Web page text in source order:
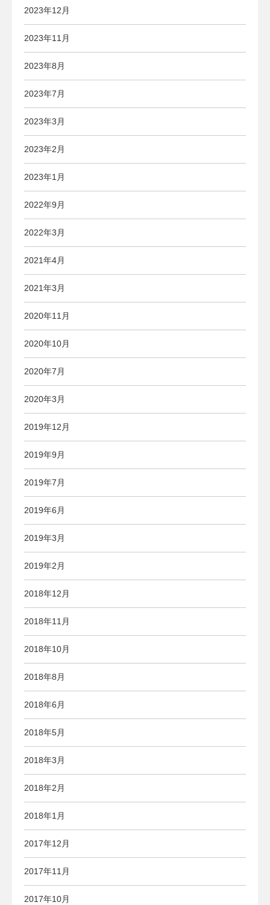
2023年12月
2023年11月
2023年8月
2023年7月
2023年3月
2023年2月
2023年1月
2022年9月
2022年3月
2021年4月
2021年3月
2020年11月
2020年10月
2020年7月
2020年3月
2019年12月
2019年9月
2019年7月
2019年6月
2019年3月
2019年2月
2018年12月
2018年11月
2018年10月
2018年8月
2018年6月
2018年5月
2018年3月
2018年2月
2018年1月
2017年12月
2017年11月
2017年10月